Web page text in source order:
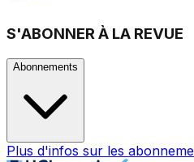
S'ABONNER À LA REVUE
Abonnements
Plus d'infos sur les